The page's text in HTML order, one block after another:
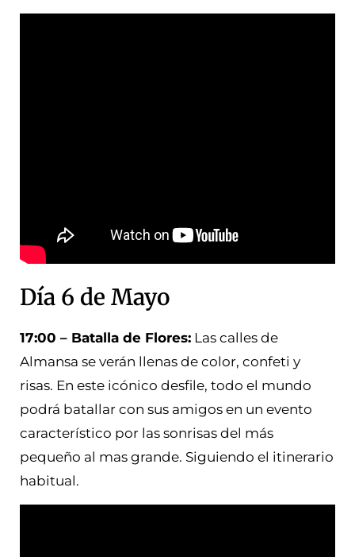
Día 6 de Mayo
17:00 – Batalla de Flores: Las calles de
Almansa se verán llenas de color, confeti y
risas. En este icónico desfile, todo el mundo
podrá batallar con sus amigos en un evento
característico por las sonrisas del más
pequeño al mas grande. Siguiendo el itinerario
habitual.